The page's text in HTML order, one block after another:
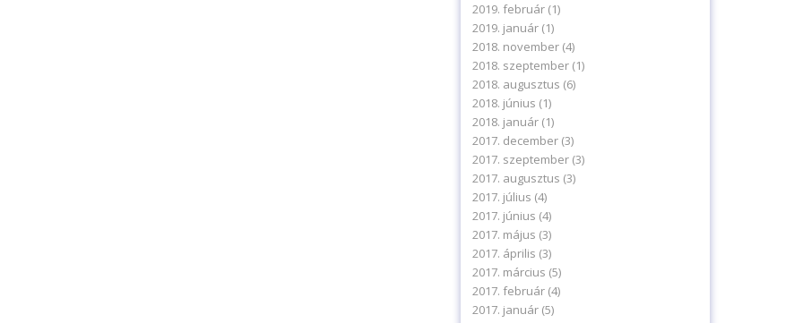
2019. február(1)
2019. január(1)
2018. november(4)
2018. szeptember(1)
2018. augusztus (6)
2018. június (1)
2018. január(1)
2017. december(3)
2017. szeptember(3)
2017. augusztus (3)
2017. július (4)
2017. június (4)
2017. május (3)
2017. április (3)
2017. március (5)
2017. február(4)
2017. január(5)